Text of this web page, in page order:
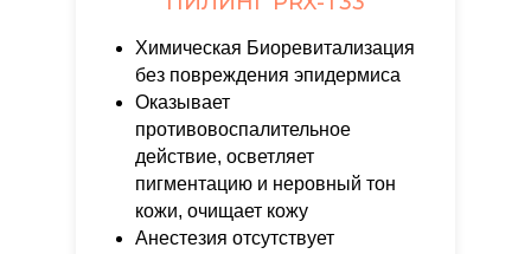
Химическая Биоревитализация
без повреждения эпидермиса
Оказывает
противовоспалительное
действие, осветляет
пигментацию и неровный тон
кожи, очищает кожу
Анестезия отсутствует